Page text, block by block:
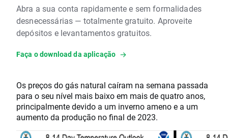
Abra a sua conta rapidamente e sem formalidades
desnecessárias — totalmente gratuito. Aproveite
depósitos e levantamentos gratuitos.
Faça o download da aplicação
Os preços do gás natural caíram na semana passada
para o seu nível mais baixo em mais de quatro anos,
principalmente devido a um inverno ameno e a um
aumento da produção no final de 2023.